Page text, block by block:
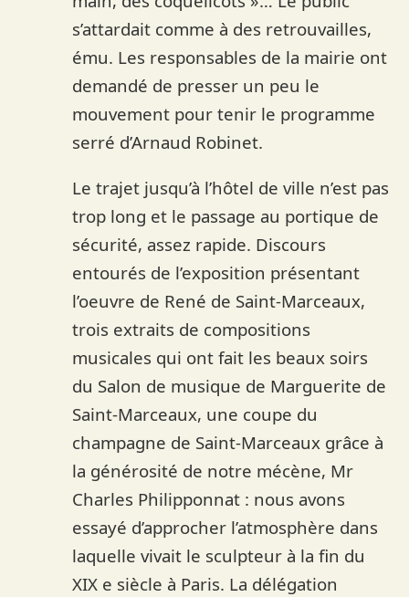
s’attardait comme à des retrouvailles,
ému. Les responsables de la mairie ont
demandé de presser un peu le
mouvement pour tenir le programme
serré d’Arnaud Robinet.
Le trajet jusqu’à l’hôtel de ville n’est pas
trop long et le passage au portique de
sécurité, assez rapide. Discours
entourés de l’exposition présentant
l’oeuvre de René de Saint-Marceaux,
trois extraits de compositions
musicales qui ont fait les beaux soirs
du Salon de musique de Marguerite de
Saint-Marceaux, une coupe du
champagne de Saint-Marceaux grâce à
la générosité de notre mécène, Mr
Charles Philipponnat : nous avons
essayé d’approcher l’atmosphère dans
laquelle vivait le sculpteur à la fin du
XIX e siècle à Paris. La délégation